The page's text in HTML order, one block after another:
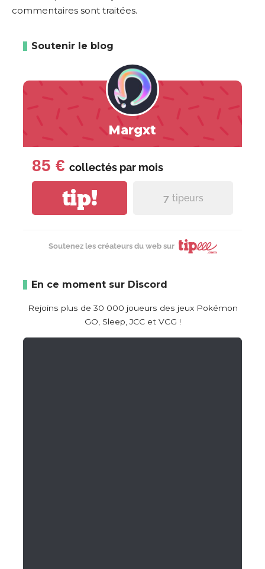
commentaires sont traitées.
Soutenir le blog
Margxt
85 € collectés par mois
tip! 7 tipeurs
Soutenez les créateurs du web sur
En ce moment sur Discord
Rejoins plus de 30 000 joueurs des jeux Pokémon
GO, Sleep, JCC et VCG !